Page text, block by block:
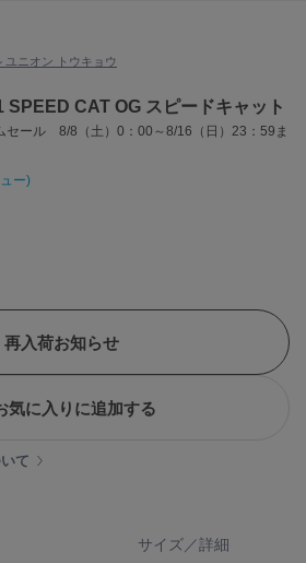
ユニオン トウキョウ
SPEED CAT OG スピードキャット
セール 8/8（土）0：00～8/16（日）23：59ま
ー)
再入荷お知らせ
気に入りに追加する
て
サイズ／詳細